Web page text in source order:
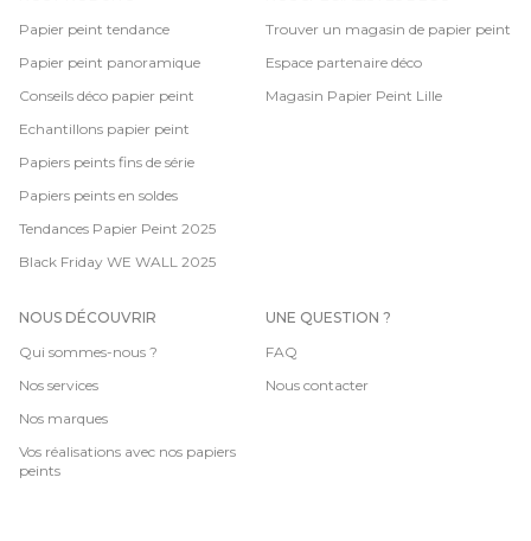
Papier peint tendance
Papier peint panoramique
Conseils déco papier peint
Echantillons papier peint
Papiers peints fins de série
Papiers peints en soldes
Tendances Papier Peint 2025
Black Friday WE WALL 2025
Trouver un magasin de papier peint
Espace partenaire déco
Magasin Papier Peint Lille
NOUS DÉCOUVRIR
Qui sommes-nous ?
Nos services
Nos marques
Vos réalisations avec nos papiers
peints
UNE QUESTION ?
FAQ
Nous contacter